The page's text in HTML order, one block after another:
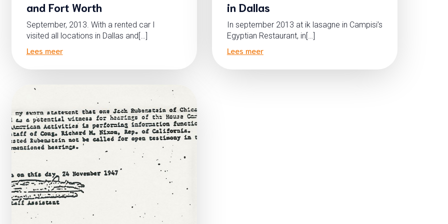
and Fort Worth
September, 2013. With a rented car I
visited all locations in Dallas and[…]
Lees meer
in Dallas
In september 2013 at ik lasagne in Campisi’s
Egyptian Restaurant, in[…]
Lees meer